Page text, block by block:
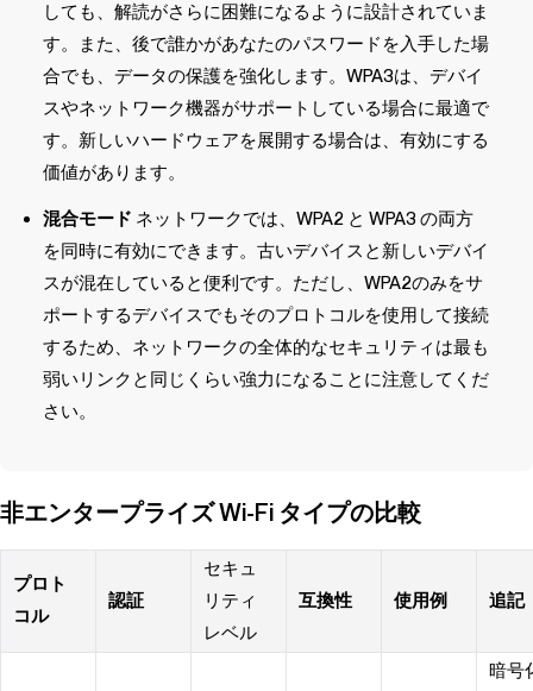
しても、解読がさらに困難になるように設計されていま
す。また、後で誰かがあなたのパスワードを入手した場
合でも、データの保護を強化します。WPA3は、デバイ
スやネットワーク機器がサポートしている場合に最適で
す。新しいハードウェアを展開する場合は、有効にする
価値があります。
混合モード ネットワークでは、WPA2 と WPA3 の両方
を同時に有効にできます。古いデバイスと新しいデバイ
スが混在していると便利です。ただし、WPA2のみをサ
ポートするデバイスでもそのプロトコルを使用して接続
するため、ネットワークの全体的なセキュリティは最も
弱いリンクと同じくらい強力になることに注意してくだ
さい。
非エンタープライズ Wi-Fi タイプの比較
プロト
コル
認証
セキュ
リティ
レベル
互換性 使用例 追記
暗号